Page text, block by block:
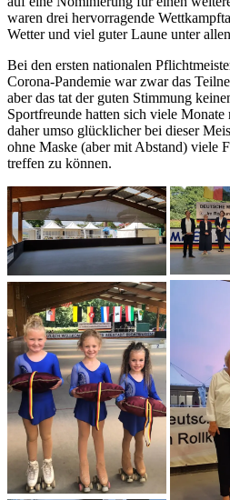
waren drei hervorragende
Wetter und viel guter Laune unter
Bei den ersten nationalen
Corona-Pandemie war zwar das
aber das tat der guten Stimmung
Sportfreunde hatten sich viele Monate
daher umso glücklicher bei dieser
ohne Maske (aber mit Abstand) viele
treffen zu können.